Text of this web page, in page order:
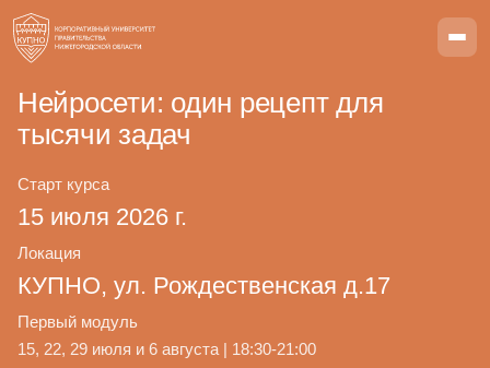
Нейросети: один рецепт для
тысячи задач
Старт курса
15 июля 2026 г.
Локация
КУПНО, ул. Рождественская д.17
Первый модуль
15, 22, 29 июля и 6 августа | 18:30-21:00